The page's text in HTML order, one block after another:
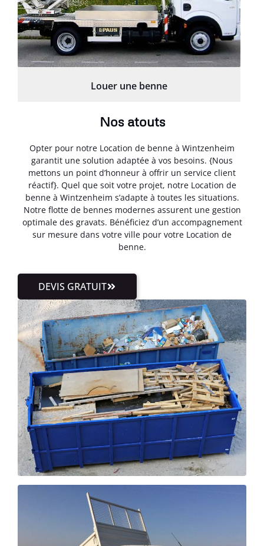
Louer une benne
Nos atouts
Opter pour notre Location de benne à Wintzenheim
garantit une solution adaptée à vos besoins. {Nous
mettons un point d’honneur à offrir un service client
réactif}. Quel que soit votre projet, notre Location de
benne à Wintzenheim s’adapte à toutes les situations.
Notre flotte de bennes modernes assurent une gestion
optimale des gravats. Bénéficiez d’un accompagnement
sur mesure dans votre ville pour votre Location de
benne.
DEVIS GRATUIT